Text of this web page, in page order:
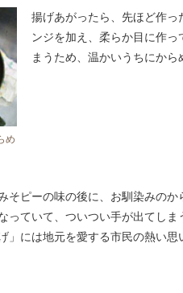
め
揚げあがったら、先ほど作
ンジを加え、柔らか目に作
まうため、温かいうちにから
そピーの味の後に、お馴染みのか
っていて、ついつい手が出てしま
」には地元を愛する市民の熱い